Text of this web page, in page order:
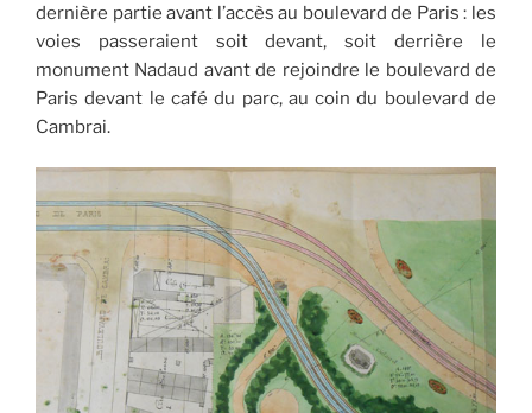
dernière partie avant l’accès au boulevard de Paris : les
voies passeraient soit devant, soit derrière le
monument Nadaud avant de rejoindre le boulevard de
Paris devant le café du parc, au coin du boulevard de
Cambrai.